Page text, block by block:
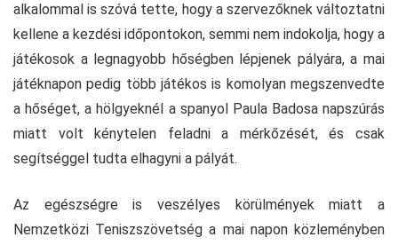
alkalommal is szóvá tette, hogy a szervezőknek változtatni
kellene a kezdési időpontokon, semmi nem indokolja, hogy a
játékosok a legnagyobb hőségben lépjenek pályára, a mai
játéknapon pedig több játékos is komolyan megszenvedte
a hőséget, a hölgyeknél a spanyol Paula Badosa napszúrás
miatt volt kénytelen feladni a mérkőzését, és csak
segítséggel tudta elhagyni a pályát.
Az egészségre is veszélyes körülmények miatt a
Nemzetközi Teniszszövetség a mai napon közleményben